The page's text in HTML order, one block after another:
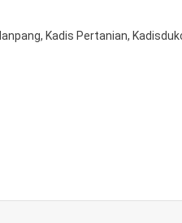
Kadis Pertanian,